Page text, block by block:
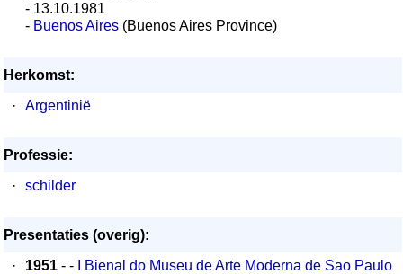
- 13.10.1981
- Buenos Aires (Buenos Aires Province)
Herkomst:
·
Argentinië
Professie:
·
schilder
Presentaties (overig):
·
1951 - -
I Bienal do Museu de Arte Moderna de Sao Paulo